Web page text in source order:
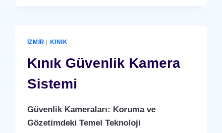
İZMIR KINIK
Kınık Güvenlik Kamera
Sistemi
Güvenlik Kameraları: Koruma ve
Gözetimdeki Temel Teknoloji